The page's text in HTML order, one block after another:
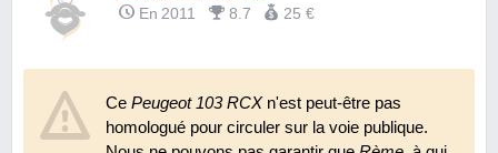
En 2011 8.7 25 €
CePeugeot 103 RCXn'est peut-être pas
homologué pour circuler sur la voie publique.